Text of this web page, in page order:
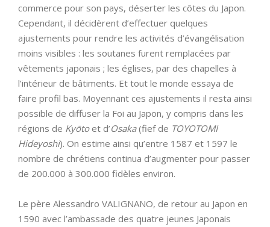
commerce pour son pays, déserter les côtes du Japon.
Cependant, il décidèrent d’effectuer quelques
ajustements pour rendre les activités d’évangélisation
moins visibles : les soutanes furent remplacées par
vêtements japonais ; les églises, par des chapelles à
l’intérieur de bâtiments. Et tout le monde essaya de
faire profil bas. Moyennant ces ajustements il resta ainsi
possible de diffuser la Foi au Japon, y compris dans les
régions de Kyōtoet d’Osaka(fief de TOYOTOMI
Hideyoshi). On estime ainsi qu’entre 1587 et 1597 le
nombre de chrétiens continua d’augmenter pour passer
de 200.000 à 300.000 fidèles environ.
Le père Alessandro VALIGNANO, de retour au Japon en
1590 avec l’ambassade des quatre jeunes Japonais